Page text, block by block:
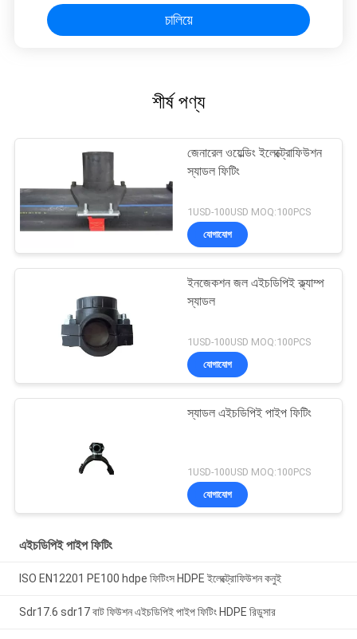
চালিয়ে
শীর্ষ পণ্য
জেনারেল ওয়েল্ডিং ইলেক্ট্রোফিউশন
স্যাডল ফিটিং
1USD-100USD MOQ:100PCS
যোগাযোগ
ইনজেকশন জল এইচডিপিই ক্ল্যাম্প
স্যাডল
1USD-100USD MOQ:100PCS
যোগাযোগ
স্যাডল এইচডিপিই পাইপ ফিটিং
1USD-100USD MOQ:100PCS
যোগাযোগ
এইচডিপিই পাইপ ফিটিং
ISO EN12201 PE100 hdpe ফিটিংস HDPE ইলেক্ট্রোফিউশন কনুই
Sdr17.6 sdr17 বাট ফিউশন এইচডিপিই পাইপ ফিটিং HDPE রিডুসার